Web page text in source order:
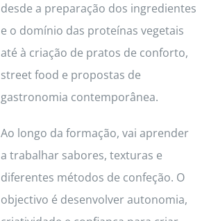
desde a preparação dos ingredientes
e o domínio das proteínas vegetais
até à criação de pratos de conforto,
street food e propostas de
gastronomia contemporânea.
Ao longo da formação, vai aprender
a trabalhar sabores, texturas e
diferentes métodos de confeção. O
objectivo é desenvolver autonomia,